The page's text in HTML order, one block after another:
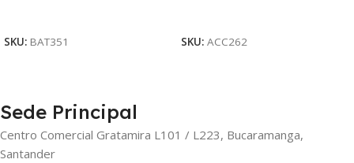
SKU: BAT351
SKU: ACC262
Sede Principal
Centro Comercial Gratamira L101 / L223, Bucaramanga,
Santander